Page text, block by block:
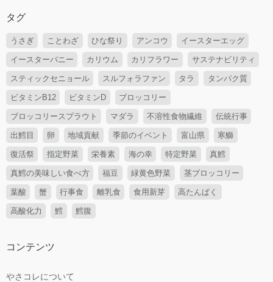
タグ
うさぎ ことわざ ひな祭り アンコウ イースターエッグ
イースターバニー カリウム カリフラワー サステナビリティ
スティックセニョール スルフォラファン タラ タンパク質
ビタミンB12 ビタミンD ブロッコリー
ブロッコリースプラウト マダラ 不溶性食物繊維 伝統行事
出鱈目 卵 地域貢献 季節のイベント 富山県 寒鰤
復活祭 指定野菜 栄養素 海の幸 特定野菜 真鱈
真鱈の美味しい食べ方 福豆 緑黄色野菜 茎ブロッコリー
葉酸 蟹 行事食 離乳食 食用新芽 高たんぱく
高酸化力 鱈 鱈腹
コンテンツ
やさコレについて